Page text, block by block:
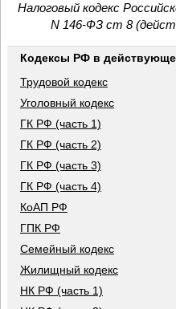
Налоговый кодекс
N 146-ФЗ ст 8
Кодексы РФ в
Трудовой кодекс
Уголовный кодекс
ГК РФ (часть 1)
ГК РФ (часть 2)
ГК РФ (часть 3)
ГК РФ (часть 4)
КоАП РФ
ГПК РФ
Семейный кодекс
Жилищный кодекс
НК РФ (часть 1)